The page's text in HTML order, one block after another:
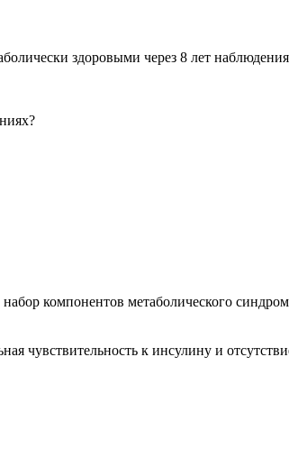
здоровыми через 8 лет
компонентов метаболического
чувствительность к инсулину и